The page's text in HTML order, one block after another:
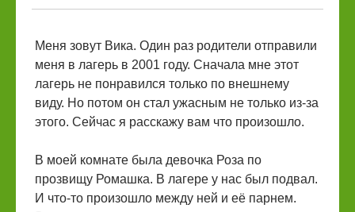
Меня зовут Вика. Один раз родители отправили
меня в лагерь в 2001 году. Сначала мне этот
лагерь не понравился только по внешнему
виду. Но потом он стал ужасным не только из-за
этого. Сейчас я расскажу вам что произошло.
В моей комнате была девочка Роза по
прозвищу Ромашка. В лагере у нас был подвал.
И что-то произошло между ней и её парнем.